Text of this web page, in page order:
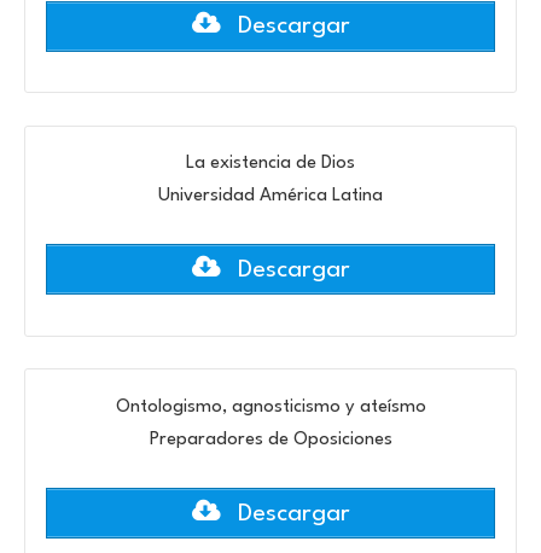
Descargar
La existencia de Dios
Universidad América Latina
Descargar
Ontologismo, agnosticismo y ateísmo
Preparadores de Oposiciones
Descargar